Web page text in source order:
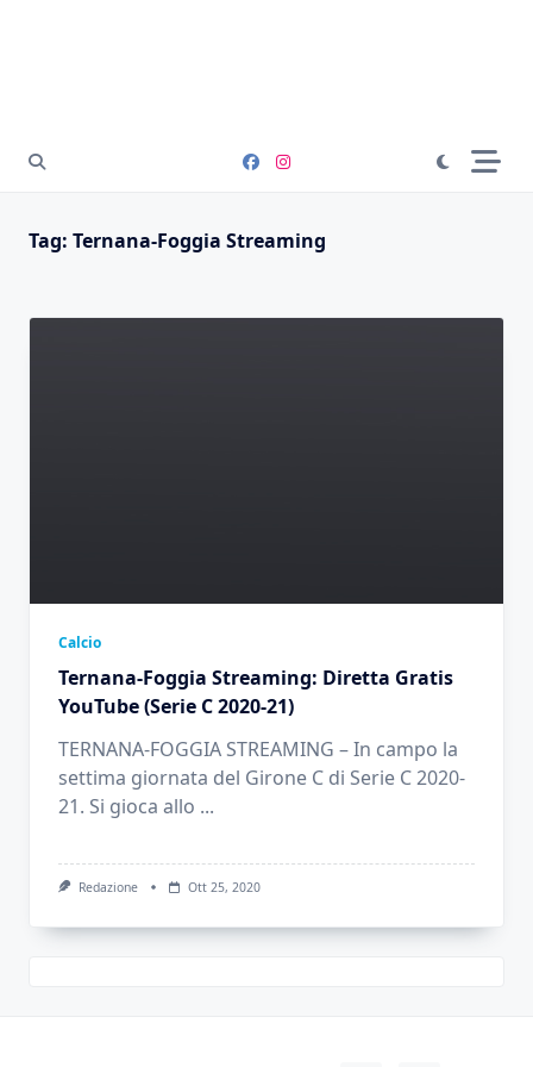
Tag: Ternana-Foggia Streaming
Calcio
Ternana-Foggia Streaming: Diretta Gratis
YouTube (Serie C 2020-21)
TERNANA-FOGGIA STREAMING – In campo la
settima giornata del Girone C di Serie C 2020-
21. Si gioca allo ...
Redazione Ott 25, 2020